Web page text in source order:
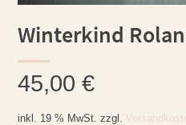
Winterkind
45,00€
inkl. 19 % MwSt. zzgl.